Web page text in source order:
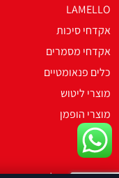
LAMELLO
אקדחי סיכות
אקדחי מסמרים
כלים פנאומטיים
מוצרי ליטוש
מוצרי הופמן